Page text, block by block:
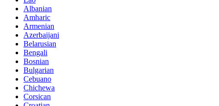
Albanian
Amharic
Armenian
Azerbaijani
Belarusian
Bengali
Bosnian
Bulgarian
Cebuano
Chichewa
Corsican